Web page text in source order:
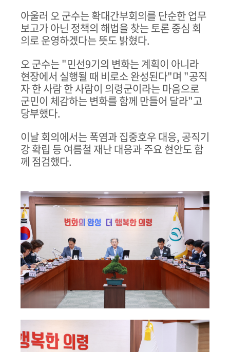
아울러 오 군수는 확대간부회의를 단순한 업무
보고가 아닌 정책의 해법을 찾는 토론 중심 회
의로 운영하겠다는 뜻도 밝혔다.
오 군수는"민선9기의 변화는 계획이 아니라
현장에서 실행될 때 비로소 완성된다"며 "공직
자 한 사람 한 사람이 의령군이라는 마음으로
군민이 체감하는 변화를 함께 만들어 달라"고
당부했다.
이날 회의에서는 폭염과 집중호우 대응, 공직기
강 확립 등 여름철 재난 대응과 주요 현안도 함
께 점검했다.